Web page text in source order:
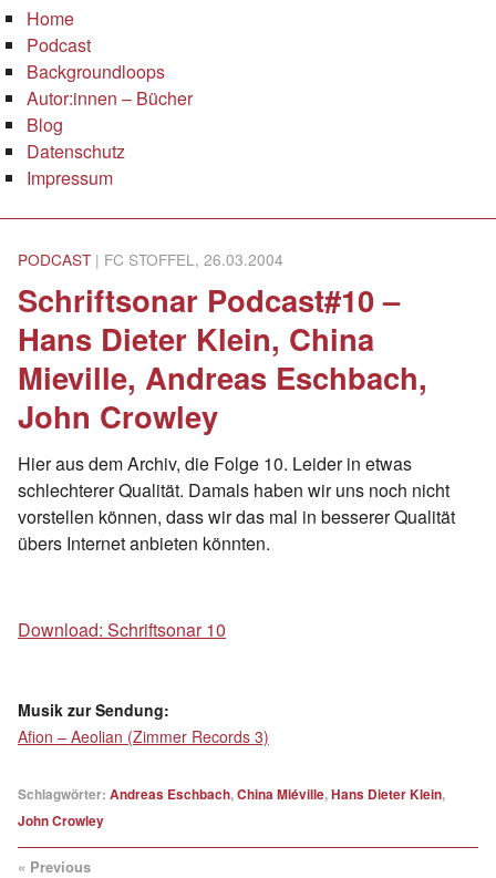
Home
Podcast
Backgroundloops
Autor:innen – Bücher
Blog
Datenschutz
Impressum
PODCAST| FC STOFFEL, 26.03.2004
Schriftsonar Podcast#10 –
Hans Dieter Klein, China
Mieville, Andreas Eschbach,
John Crowley
Hier aus dem Archiv, die Folge 10. Leider in etwas
schlechterer Qualität. Damals haben wir uns noch nicht
vorstellen können, dass wir das mal in besserer Qualität
übers Internet anbieten könnten.
Download: Schriftsonar 10
Musik zur Sendung:
Afion – Aeolian (Zimmer Records 3)
Schlagwörter: Andreas Eschbach,China Miéville,Hans Dieter Klein,
John Crowley
« Previous